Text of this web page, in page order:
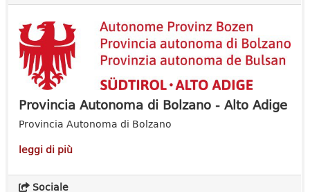
Provincia Autonoma di Bolzano - Alto Adige
Provincia Autonoma di Bolzano
leggi di più
Sociale